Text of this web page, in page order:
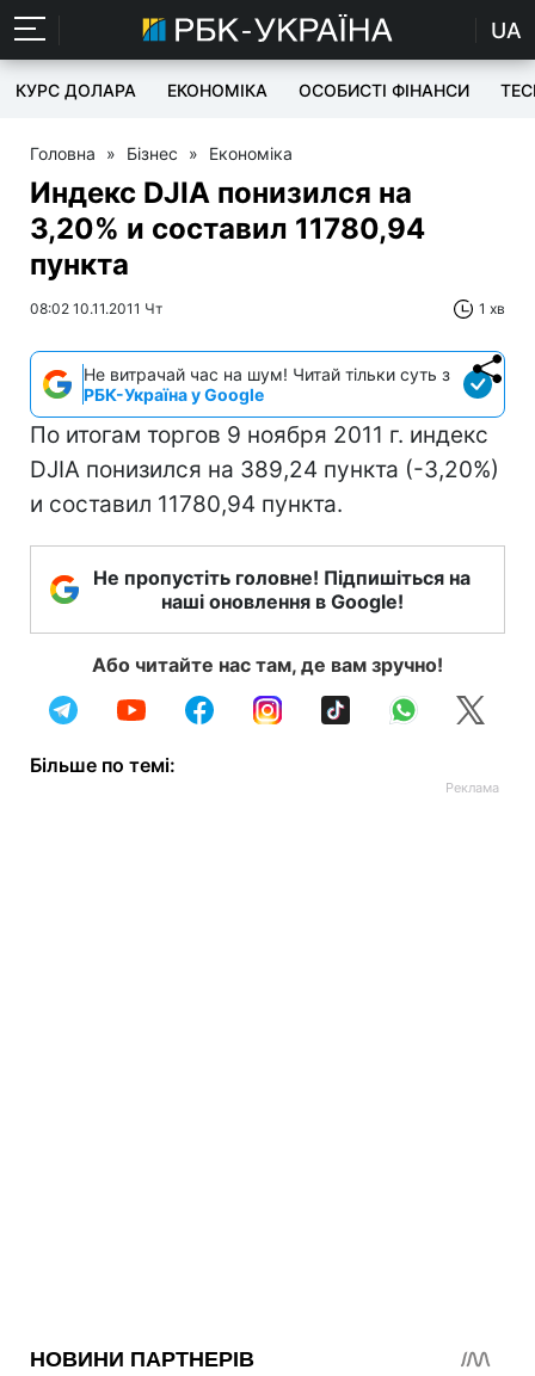
UA
КУРС ДОЛАРА ЕКОНОМІКА ОСОБИСТІ ФІНАНСИ
Головна » Бізнес » Економіка
Индекс DJIA понизился на
3,20% и составил 11780,94
пункта
08:02 10.11.2011 Чт 1 хв
Не витрачай час на шум! Читай тільки суть з
РБК-Україна у Google
По итогам торгов 9 ноября 2011 г. индекс
DJIA понизился на 389,24 пункта (-3,20%)
и составил 11780,94 пункта.
Не пропустіть головне! Підпишіться на
наші оновлення в Google!
Або читайте нас там, де вам зручно!
Більше по темі: